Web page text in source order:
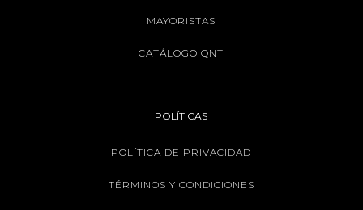
MAYORISTAS
CATÁLOGO QNT
POLÍTICAS
POLÍTICA DE PRIVACIDAD
TÉRMINOS Y CONDICIONES